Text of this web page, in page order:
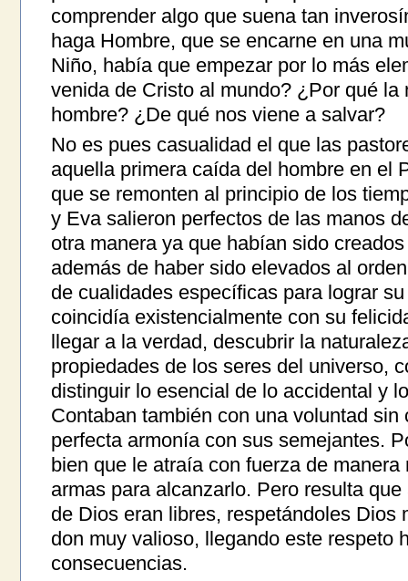
comprender algo que suena tan
haga Hombre, que se encarne en una
Niño, había que empezar por lo más
venida de Cristo al mundo? ¿Por qué la
hombre? ¿De qué nos viene a salvar?
No es pues casualidad el que las
aquella primera caída del hombre en el
que se remonten al principio de los
y Eva salieron perfectos de las manos
otra manera ya que habían sido
además de haber sido elevados al
de cualidades específicas para lograr
coincidía existencialmente con su
llegar a la verdad, descubrir la
propiedades de los seres del universo,
distinguir lo esencial de lo accidental y
Contaban también con una voluntad
perfecta armonía con sus semejantes.
bien que le atraía con fuerza de
armas para alcanzarlo. Pero resulta
de Dios eran libres, respetándoles Dios
don muy valioso, llegando este respeto
consecuencias.